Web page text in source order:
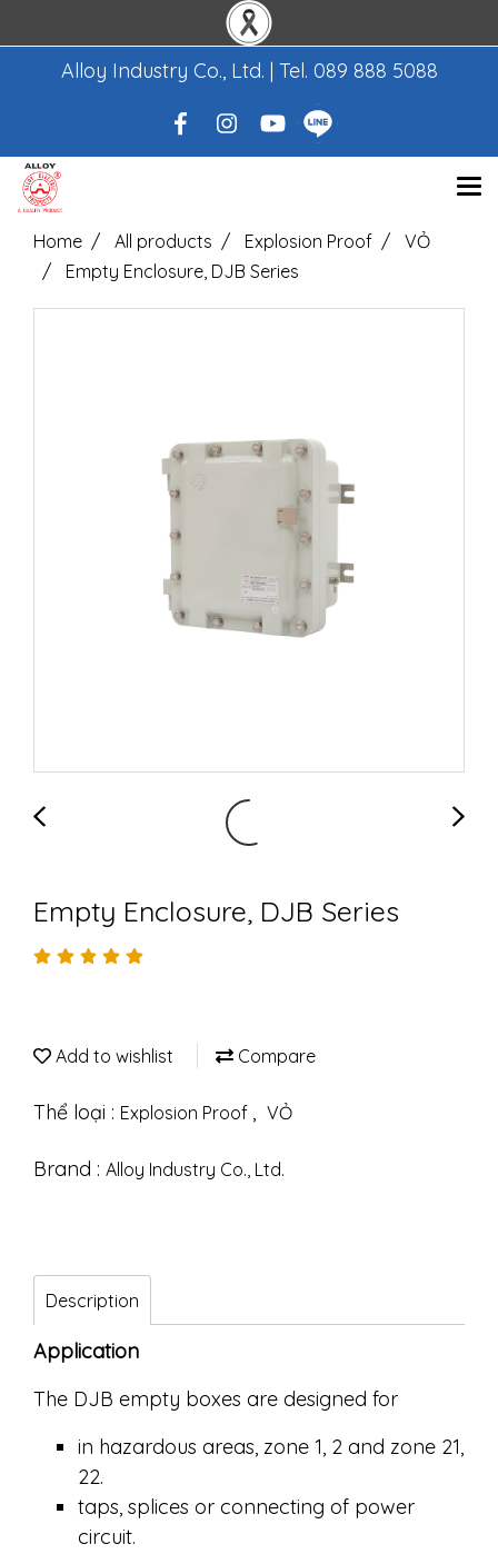
Alloy Industry Co., Ltd. | Tel. 089 888 5088
Home All products Explosion Proof
VỎ
Empty Enclosure, DJB Series
Empty Enclosure, DJB Series
Add to wishlist Compare
Thể loại : Explosion Proof , VỎ
Brand : Alloy Industry Co., Ltd.
Description
Application
The DJB empty boxes are designed for
in hazardous areas, zone 1, 2 and zone 21,
22.
taps, splices or connecting of power
circuit.